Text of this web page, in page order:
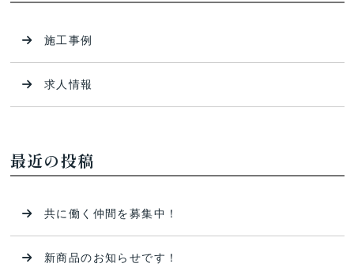
施工事例
求人情報
最近の投稿
共に働く仲間を募集中！
新商品のお知らせです！